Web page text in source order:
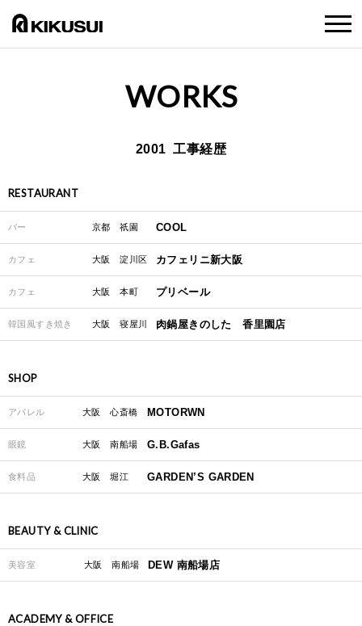
WORKS
2001 工事経歴
RESTAURANT
バー 京都 祇園 COOL
カフェ 大阪 淀川区 カフェリニ新大阪
カフェ 大阪 本町 プリベール
韓国風すき焼き 大阪 寝屋川 肉鍋屋きのした 香里園店
SHOP
アパレル 大阪 心斎橋 MOTORWN
眼鏡 大阪 南船場 G.B.Gafas
食料品 大阪 堀江 GARDEN’S GARDEN
BEAUTY & CLINIC
美容室 大阪 南船場 DEW 南船場店
ACADEMY & OFFICE